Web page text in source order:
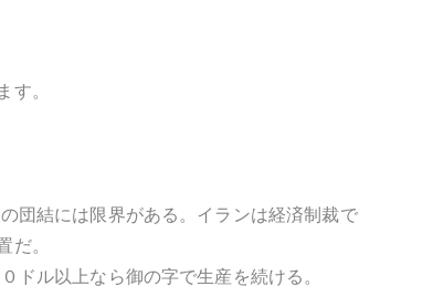
す。
団結には限界がある。イランは経済制裁で
だ。
ドル以上なら御の字で生産を続ける。